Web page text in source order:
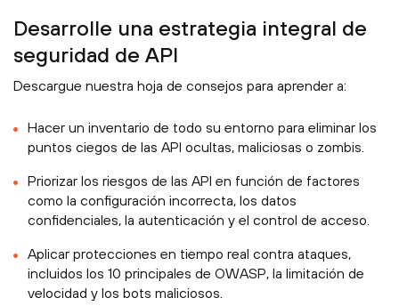
Desarrolle una estrategia integral de
seguridad de API
Descargue nuestra hoja de consejos para aprender a:
Hacer un inventario de todo su entorno para eliminar los
puntos ciegos de las API ocultas, maliciosas o zombis.
Priorizar los riesgos de las API en función de factores
como la configuración incorrecta, los datos
confidenciales, la autenticación y el control de acceso.
Aplicar protecciones en tiempo real contra ataques,
incluidos los 10 principales de OWASP, la limitación de
velocidad y los bots maliciosos.